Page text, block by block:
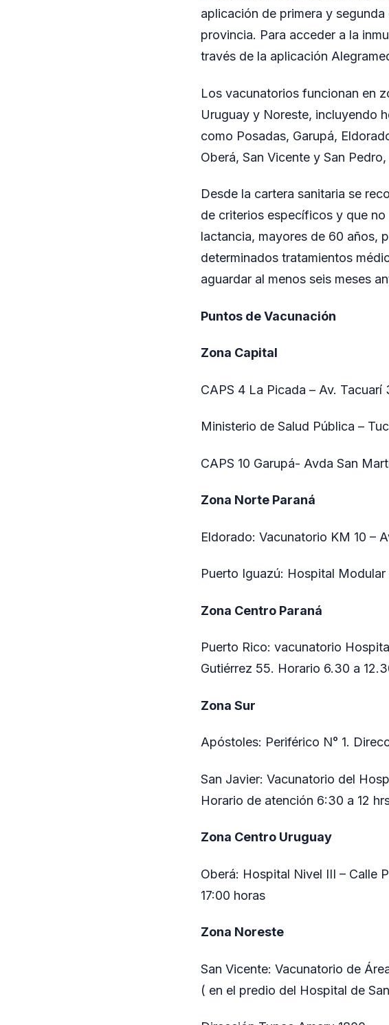
aplicación de primera y
provincia. Para acceder a la
través de la aplicación
Los vacunatorios funcionan en
Uruguay y Noreste, incluyendo
como Posadas, Garupá,
Oberá, San Vicente y San
Desde la cartera sanitaria se
de criterios específicos y que
lactancia, mayores de 60 años,
determinados tratamientos
aguardar al menos seis meses
Puntos de Vacunación
Zona Capital
CAPS 4 La Picada – Av.
Ministerio de Salud Pública –
CAPS 10 Garupá- Avda San
Zona Norte Paraná
Eldorado: Vacunatorio KM 10 –
Puerto Iguazú: Hospital Modular
Zona Centro Paraná
Puerto Rico: vacunatorio
Gutiérrez 55. Horario 6.30 a
Zona Sur
Apóstoles: Periférico N° 1.
San Javier: Vacunatorio del
Horario de atención 6:30 a 12
Zona Centro Uruguay
Oberá: Hospital Nivel III – Calle
17:00 horas
Zona Noreste
San Vicente: Vacunatorio de
( en el predio del Hospital de